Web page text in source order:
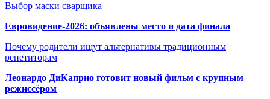
Выбор маски сварщика
Евровидение-2026: объявлены место и дата финала
Почему родители ищут альтернативы традиционным
репетиторам
Леонардо ДиКаприо готовит новый фильм с крупным
режиссёром